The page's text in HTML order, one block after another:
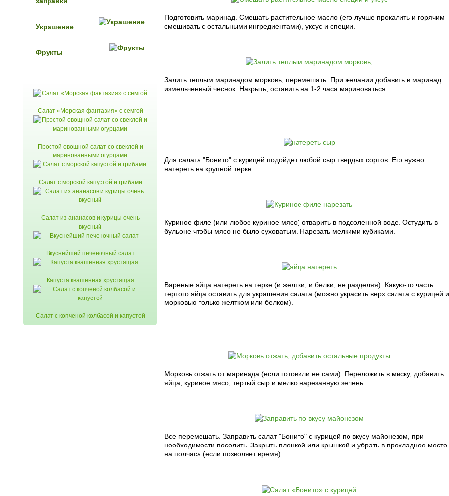
Подготовить маринад. Смешать растительное масло (его лучше прокалить и горячим
смешивать с остальными ингредиентами), уксус и специи.
Залить теплым маринадом морковь, перемешать. При желании добавить в маринад
измельченный чеснок. Накрыть, оставить на 1-2 часа мариноваться.
Для салата "Бонито" с курицей подойдет любой сыр твердых сортов. Его нужно
натереть на крупной терке.
Куриное филе (или любое куриное мясо) отварить в подсоленной воде. Остудить в
бульоне чтобы мясо не было суховатым. Нарезать мелкими кубиками.
Вареные яйца натереть на терке (и желтки, и белки, не разделяя). Какую-то часть
тертого яйца оставить для украшения салата (можно украсить верх салата с курицей и
морковью только желтком или белком).
Морковь отжать от маринада (если готовили ее сами). Переложить в миску, добавить
яйца, куриное мясо, тертый сыр и мелко нарезанную зелень.
Все перемешать. Заправить салат "Бонито" с курицей по вкусу майонезом, при
необходимости посолить. Закрыть пленкой или крышкой и убрать в прохладное место
на полчаса (если позволяет время).
Украшение
Фрукты
Салат «Морская фантазия» с семгой
Простой овощной салат со свеклой и
маринованными огурцами
Салат с морской капустой и грибами
Салат из ананасов и курицы очень
вкусный
Вкуснейший печеночный салат
Капуста квашенная хрустящая
Салат с копченой колбасой и капустой